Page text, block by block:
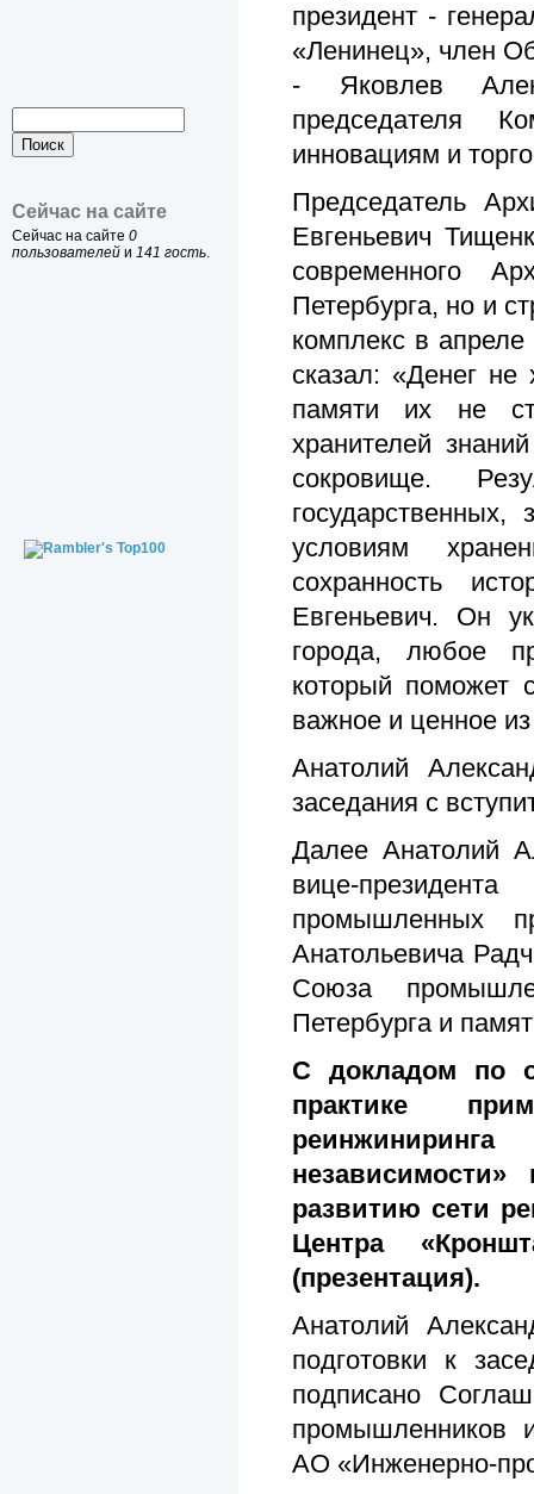
Сейчас на сайте
Сейчас на сайте 0
пользователей и 141 гость.
президент -
«Ленинец», член
- Яковлев
председателя
инновациям и
Председатель
Евгеньевич
современного
Петербурга, но и
комплекс в
сказал: «Денег не
памяти их не
хранителей
сокровище.
условиям
сохранность
Евгеньевич. Он
города, любое
который поможет
важное и ценное из
Анатолий
заседания с
Далее Анатолий
вице-
промышленных
Анатольевича
Союза
Петербурга и
С докладом по
практике
развитию сети
Центра
(презентация).
Анатолий
подготовки к
подписано
промышленников
АО «Инженерно-